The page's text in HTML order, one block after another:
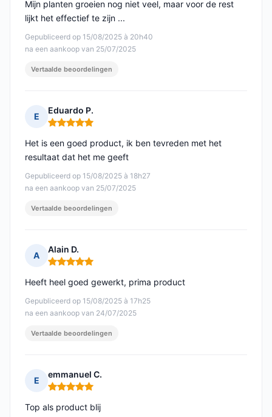
Gepubliceerd op 15/08/2025 à 20h40
na een aankoop van 25/07/2025
Mijn planten groeien nog niet veel, maar voor de rest
lijkt het effectief te zijn ...
Vertaalde beoordelingen
E
Eduardo P.
Opmerking: 5 van 5
Gepubliceerd op 15/08/2025 à 18h27
na een aankoop van 25/07/2025
Het is een goed product, ik ben tevreden met het
resultaat dat het me geeft
Vertaalde beoordelingen
A
Alain D.
Opmerking: 5 van 5
Gepubliceerd op 15/08/2025 à 17h25
na een aankoop van 24/07/2025
Heeft heel goed gewerkt, prima product
Vertaalde beoordelingen
E
emmanuel C.
Opmerking: 5 van 5
Top als product blij